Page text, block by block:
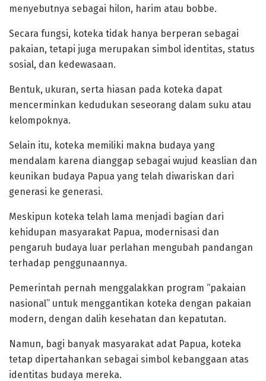
menyebutnya sebagai hilon, harim atau bobbe.
‎Secara fungsi, koteka tidak hanya berperan sebagai
pakaian, tetapi juga merupakan simbol identitas, status
sosial, dan kedewasaan.
‎Bentuk, ukuran, serta hiasan pada koteka dapat
mencerminkan kedudukan seseorang dalam suku atau
kelompoknya.
Selain itu, koteka memiliki makna budaya yang
mendalam karena dianggap sebagai wujud keaslian dan
keunikan budaya Papua yang telah diwariskan dari
generasi ke generasi.
‎Meskipun koteka telah lama menjadi bagian dari
kehidupan masyarakat Papua, modernisasi dan
pengaruh budaya luar perlahan mengubah pandangan
terhadap penggunaannya.
‎Pemerintah pernah menggalakkan program “pakaian
nasional” untuk menggantikan koteka dengan pakaian
modern, dengan dalih kesehatan dan kepatutan.
Namun, bagi banyak masyarakat adat Papua, koteka
tetap dipertahankan sebagai simbol kebanggaan atas
identitas budaya mereka.